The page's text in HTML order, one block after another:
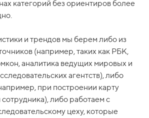
категорий без ориентиров более
и трендов мы берем либо из
(например, таких как РБК,
аналитика ведущих мировых и
агентств), либо
при построении карту
сотрудника), либо работаем с
цеху, которые